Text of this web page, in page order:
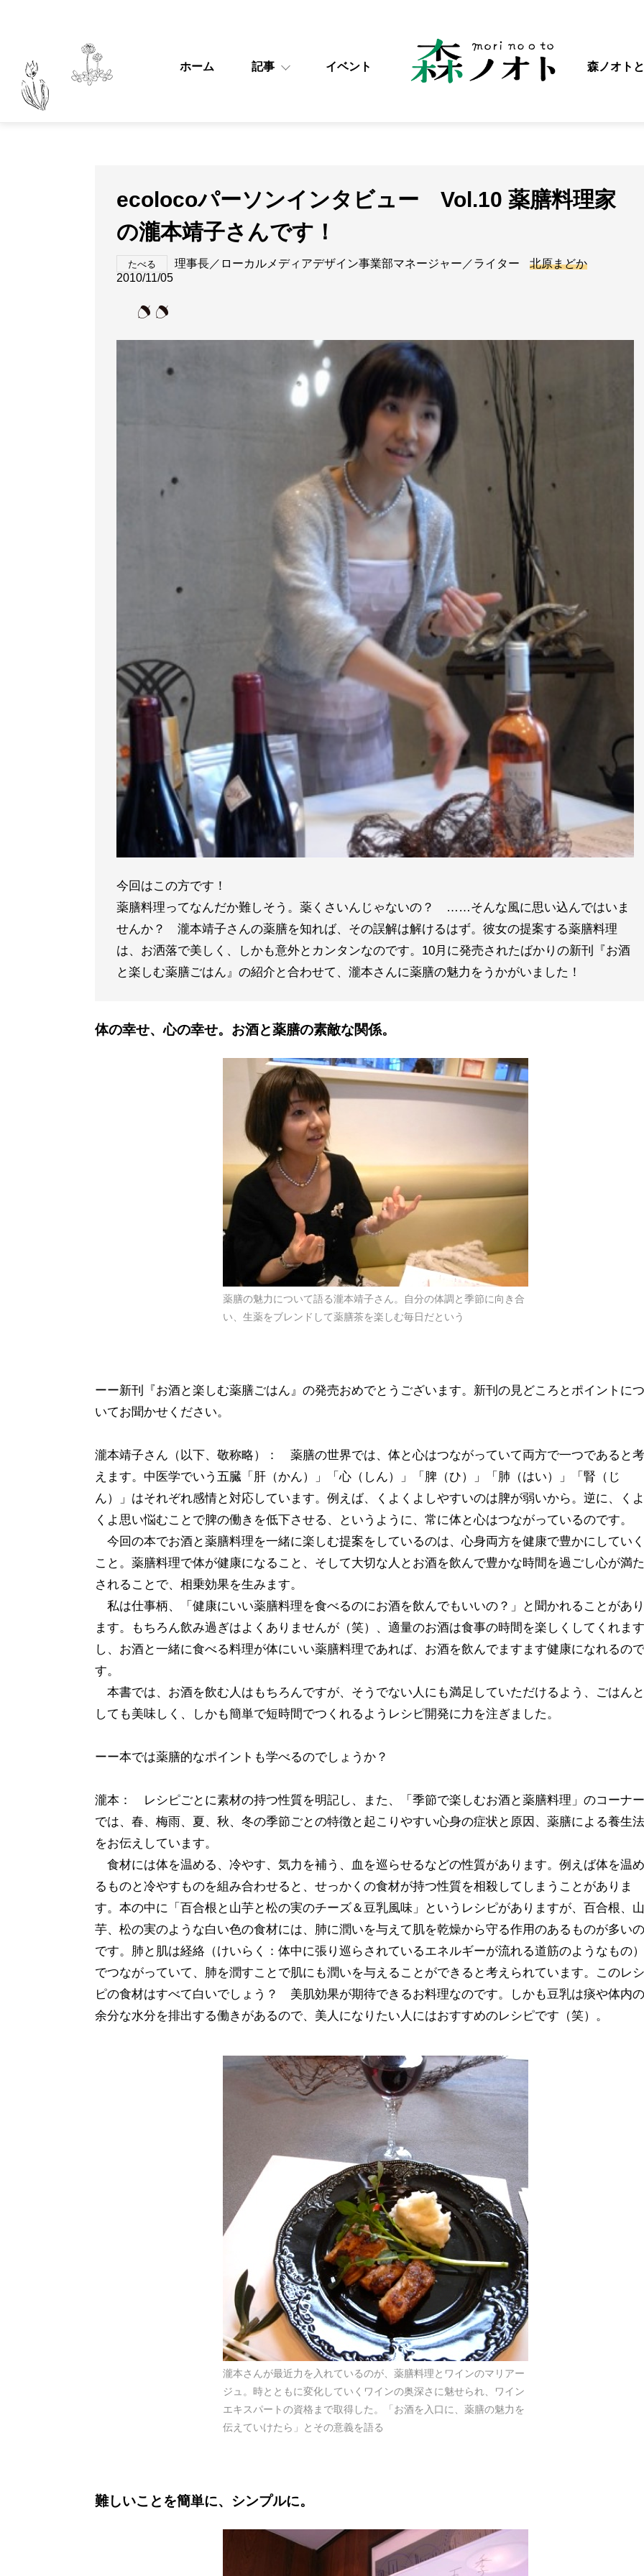
ホーム 記事 イベント 森ノオト
ecolocoパーソンインタビュー Vol.10 薬膳料理家
の瀧本靖子さんです！
たべる 理事長／ローカルメディアデザイン事業部マネージャー／ライター
北原まどか
2010/11/05
今回はこの方です！
薬膳料理ってなんだか難しそう。薬くさいんじゃないの？ ……そんな風に思い込んではいま
せんか？ 瀧本靖子さんの薬膳を知れば、その誤解は解けるはず。彼女の提案する薬膳料理
は、お洒落で美しく、しかも意外とカンタンなのです。10月に発売されたばかりの新刊『お酒
と楽しむ薬膳ごはん』の紹介と合わせて、瀧本さんに薬膳の魅力をうかがいました！
体の幸せ、心の幸せ。お酒と薬膳の素敵な関係。
薬膳の魅力について語る瀧本靖子さん。自分の体調と季節に向き合
い、生薬をブレンドして薬膳茶を楽しむ毎日だという
ーー新刊『お酒と楽しむ薬膳ごはん』の発売おめでとうございます。新刊の見どころとポイントにつ
いてお聞かせください。
瀧本靖子さん（以下、敬称略）： 薬膳の世界では、体と心はつながっていて両方で一つであると考
えます。中医学でいう五臓「肝（かん）」「心（しん）」「脾（ひ）」「肺（はい）」「腎（じ
ん）」はそれぞれ感情と対応しています。例えば、くよくよしやすいのは脾が弱いから。逆に、くよ
くよ思い悩むことで脾の働きを低下させる、というように、常に体と心はつながっているのです。
今回の本でお酒と薬膳料理を一緒に楽しむ提案をしているのは、心身両方を健康で豊かにしていく
こと。薬膳料理で体が健康になること、そして大切な人とお酒を飲んで豊かな時間を過ごし心が満た
されることで、相乗効果を生みます。
私は仕事柄、「健康にいい薬膳料理を食べるのにお酒を飲んでもいいの？」と聞かれることがあり
ます。もちろん飲み過ぎはよくありませんが（笑）、適量のお酒は食事の時間を楽しくしてくれます
し、お酒と一緒に食べる料理が体にいい薬膳料理であれば、お酒を飲んでますます健康になれるので
す。
本書では、お酒を飲む人はもちろんですが、そうでない人にも満足していただけるよう、ごはんと
しても美味しく、しかも簡単で短時間でつくれるようレシピ開発に力を注ぎました。
ーー本では薬膳的なポイントも学べるのでしょうか？
瀧本： レシピごとに素材の持つ性質を明記し、また、「季節で楽しむお酒と薬膳料理」のコーナー
では、春、梅雨、夏、秋、冬の季節ごとの特徴と起こりやすい心身の症状と原因、薬膳による養生法
をお伝えしています。
食材には体を温める、冷やす、気力を補う、血を巡らせるなどの性質があります。例えば体を温め
るものと冷やすものを組み合わせると、せっかくの食材が持つ性質を相殺してしまうことがありま
す。本の中に「百合根と山芋と松の実のチーズ＆豆乳風味」というレシピがありますが、百合根、山
芋、松の実のような白い色の食材には、肺に潤いを与えて肌を乾燥から守る作用のあるものが多いの
です。肺と肌は経絡（けいらく：体中に張り巡らされているエネルギーが流れる道筋のようなもの）
でつながっていて、肺を潤すことで肌にも潤いを与えることができると考えられています。このレシ
ピの食材はすべて白いでしょう？ 美肌効果が期待できるお料理なのです。しかも豆乳は痰や体内の
余分な水分を排出する働きがあるので、美人になりたい人にはおすすめのレシピです（笑）。
瀧本さんが最近力を入れているのが、薬膳料理とワインのマリアー
ジュ。時とともに変化していくワインの奥深さに魅せられ、ワイン
エキスパートの資格まで取得した。「お酒を入口に、薬膳の魅力を
伝えていけたら」とその意義を語る
難しいことを簡単に、シンプルに。